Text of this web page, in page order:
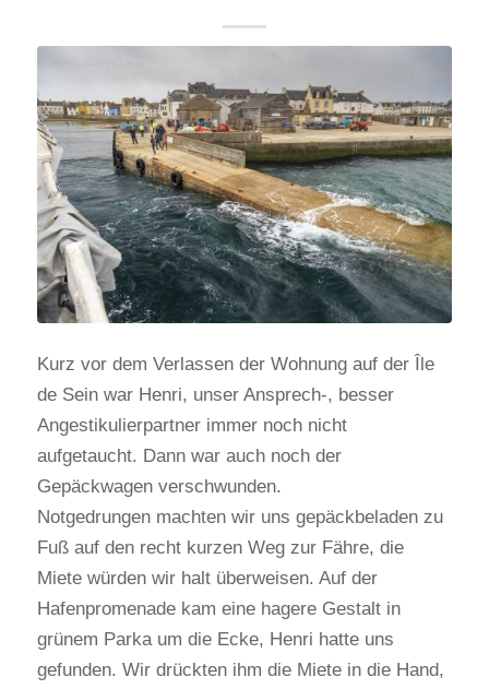
Kurz vor dem Verlassen der Wohnung auf der Île
de Sein war Henri, unser Ansprech-, besser
Angestikulierpartner immer noch nicht
aufgetaucht. Dann war auch noch der
Gepäckwagen verschwunden.
Notgedrungen machten wir uns gepäckbeladen zu
Fuß auf den recht kurzen Weg zur Fähre, die
Miete würden wir halt überweisen. Auf der
Hafenpromenade kam eine hagere Gestalt in
grünem Parka um die Ecke, Henri hatte uns
gefunden. Wir drückten ihm die Miete in die Hand,